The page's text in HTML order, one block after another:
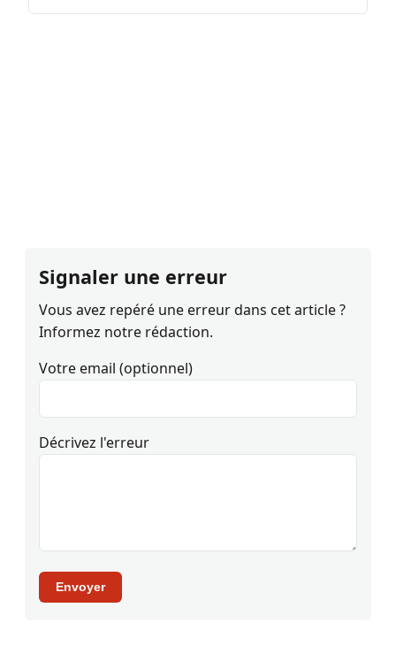
Signaler une erreur
Vous avez repéré une erreur dans cet article ?
Informez notre rédaction.
Votre email (optionnel)
Décrivez l'erreur
Envoyer